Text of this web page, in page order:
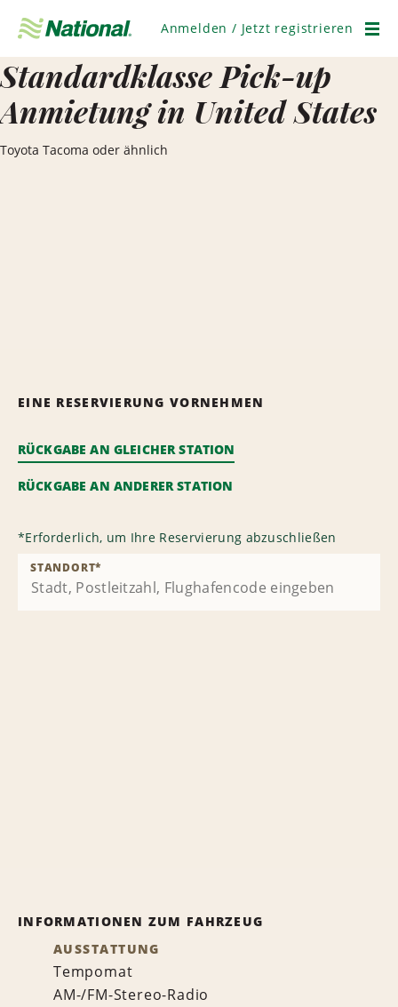
überspringen
Anmelden / Jetzt registrieren
Standardklasse Pick-up
Anmietung in United States
Toyota Tacoma oder ähnlich
EINE RESERVIERUNG VORNEHMEN
RÜCKGABE AN GLEICHER STATION
RÜCKGABE AN ANDERER STATION
*Erforderlich, um Ihre Reservierung abzuschließen
STANDORT*
INFORMATIONEN ZUM FAHRZEUG
AUSSTATTUNG
Tempomat
AM-/FM-Stereo-Radio